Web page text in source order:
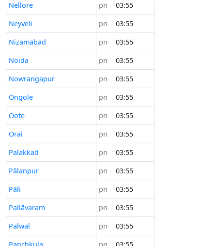
Nellore
pn
03:55
Neyveli
pn
03:55
Nizāmābād
pn
03:55
Noida
pn
03:55
Nowrangapur
pn
03:55
Ongole
pn
03:55
Ootė
pn
03:55
Orai
pn
03:55
Palakkad
pn
03:55
Pālanpur
pn
03:55
Pāli
pn
03:55
Pallāvaram
pn
03:55
Palwal
pn
03:55